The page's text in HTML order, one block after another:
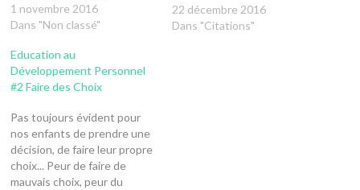
parents !!). Nous
recherchons des
« Ambassadeurs »,
comprenez des personnes
« privilégiées » qui auront
version simplifiée du jeu
pendant trois semaines ; et
qui auront pour mission de
nous faire toutes…
1 novembre 2016
Dans "Non classé"
22 décembre 2016
Dans "Citations"
Education au
Développement Personnel
#2 Faire des Choix
Pas toujours évident pour
nos enfants de prendre une
décision, de faire leur propre
choix... Peur de faire de
mauvais choix, peur du